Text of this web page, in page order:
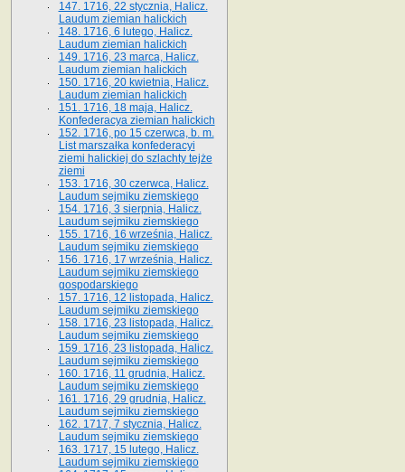
147. 1716, 22 stycznia, Halicz.
Laudum ziemian halickich
148. 1716, 6 lutego, Halicz.
Laudum ziemian halickich
149. 1716, 23 marca, Halicz.
Laudum ziemian halickich
150. 1716, 20 kwietnia, Halicz.
Laudum ziemian halickich
151. 1716, 18 maja, Halicz.
Konfederacya ziemian halickich
152. 1716, po 15 czerwca, b. m.
List marszałka konfederacyi
ziemi halickiej do szlachty tejże
ziemi
153. 1716, 30 czerwca, Halicz.
Laudum sejmiku ziemskiego
154. 1716, 3 sierpnia, Halicz.
Laudum sejmiku ziemskiego
155. 1716, 16 września, Halicz.
Laudum sejmiku ziemskiego
156. 1716, 17 września, Halicz.
Laudum sejmiku ziemskiego
gospodarskiego
157. 1716, 12 listopada, Halicz.
Laudum sejmiku ziemskiego
158. 1716, 23 listopada, Halicz.
Laudum sejmiku ziemskiego
159. 1716, 23 listopada, Halicz.
Laudum sejmiku ziemskiego
160. 1716, 11 grudnia, Halicz.
Laudum sejmiku ziemskiego
161. 1716, 29 grudnia, Halicz.
Laudum sejmiku ziemskiego
162. 1717, 7 stycznia, Halicz.
Laudum sejmiku ziemskiego
163. 1717, 15 lutego, Halicz.
Laudum sejmiku ziemskiego